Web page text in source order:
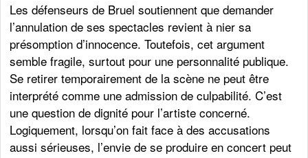
Les défenseurs de Bruel soutiennent que demander
l’annulation de ses spectacles revient à nier sa
présomption d’innocence. Toutefois, cet argument
semble fragile, surtout pour une personnalité publique.
Se retirer temporairement de la scène ne peut être
interprété comme une admission de culpabilité. C’est
une question de dignité pour l’artiste concerné.
Logiquement, lorsqu’on fait face à des accusations
aussi sérieuses, l’envie de se produire en concert peut